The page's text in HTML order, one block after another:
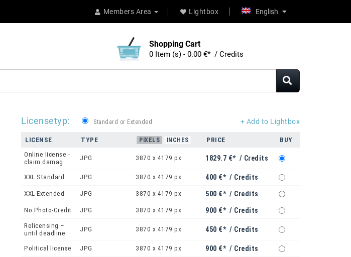
Members Area Lightbox English
Shopping Cart
0 Item (s) - 0.00 €* / Credits
+ Add to Lightbox
Licensetyp: Standard or Extended
LICENSE TYPE PIXELS INCHES PRICE
BUY
Online license -
claim damag
JPG 3870 x 4179 px 1829.7 €* / Credits
XXL Standard JPG 3870 x 4179 px 400 €* / Credits
XXL Extended JPG 3870 x 4179 px 500 €* / Credits
No Photo-Credit JPG 3870 x 4179 px 900 €* / Credits
Relicensing –
until deadline
JPG 3870 x 4179 px 450 €* / Credits
Political license JPG 3870 x 4179 px 900 €* / Credits